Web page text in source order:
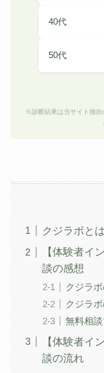
40代
50代
※診断結果は当サイト独
クジラボと
【体験者イ
談の感想
クジラ
クジラ
無料相
【体験者イ
談の流れ